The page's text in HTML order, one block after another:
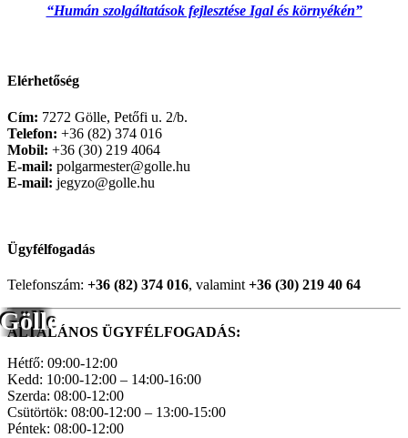
Gölle
“Humán szolgáltatások fejlesztése Igal és környékén”
Elérhetőség
Cím: 7272 Gölle, Petőfi u. 2/b.
Telefon: +36 (82) 374 016
Mobil: +36 (30) 219 4064
E-mail: polgarmester@golle.hu
E-mail: jegyzo@golle.hu
Ügyfélfogadás
Telefonszám: +36 (82) 374 016, valamint +36 (30) 219 40 64
ÁLTALÁNOS ÜGYFÉLFOGADÁS:
Hétfő: 09:00-12:00
Kedd: 10:00-12:00 – 14:00-16:00
Szerda: 08:00-12:00
Csütörtök: 08:00-12:00 – 13:00-15:00
Péntek: 08:00-12:00